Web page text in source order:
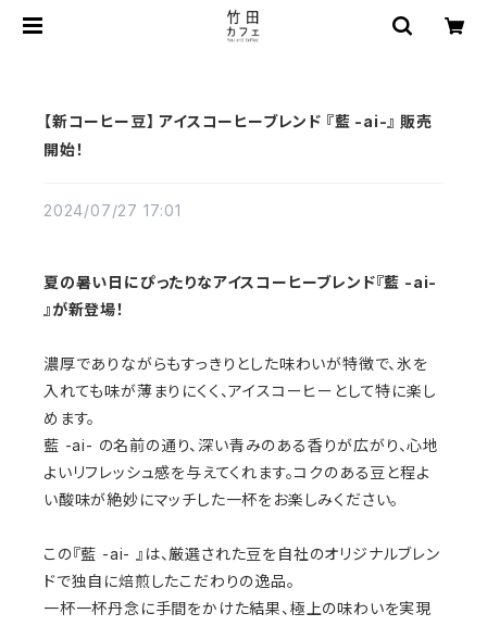
【新コーヒー豆】 アイスコーヒーブレンド 『藍 -ai-』 販売
開始！
2024/07/27 17:01
夏の暑い日にぴったりなアイスコーヒーブレンド『藍 -ai-
』が新登場！
濃厚でありながらもすっきりとした味わいが特徴で、氷を
入れても味が薄まりにくく、アイスコーヒーとして特に楽し
めます。
藍 -ai- の名前の通り、深い青みのある香りが広がり、心地
よいリフレッシュ感を与えてくれます。コクのある豆と程よ
い酸味が絶妙にマッチした一杯をお楽しみください。
この『藍 -ai- 』は、厳選された豆を自社のオリジナルブレン
ドで独自に焙煎したこだわりの逸品。
一杯一杯丹念に手間をかけた結果、極上の味わいを実現